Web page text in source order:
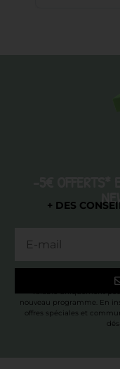
+ DES
* Valable uniquement
nouveau programme. En
offres spéciales et